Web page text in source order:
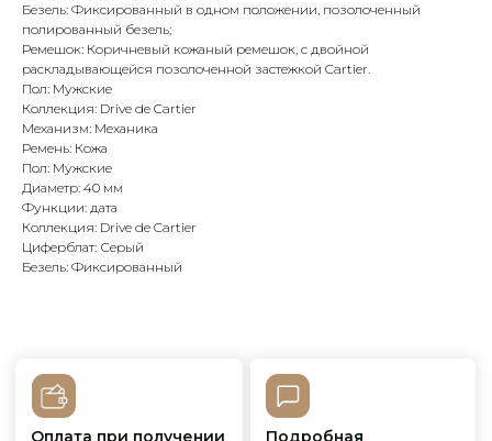
Безель: Фиксированный в одном положении, позолоченный
полированный безель;
Ремешок: Коричневый кожаный ремешок, с двойной
раскладывающейся позолоченной застежкой Cartier.
Пол: Мужские
Коллекция: Drive de Cartier
Механизм: Механика
Ремень: Кожа
Пол: Мужские
Диаметр: 40 мм
Функции: дата
Коллекция: Drive de Cartier
Циферблат: Серый
Безель: Фиксированный
Оплата при получении
Заказ опласивается
после примерки и
осмотра товара
Ответим на все вопросы
и поможем с выбором
Сервисное
обслуживание
На все товары
распространяется
гарантийные
обязательства